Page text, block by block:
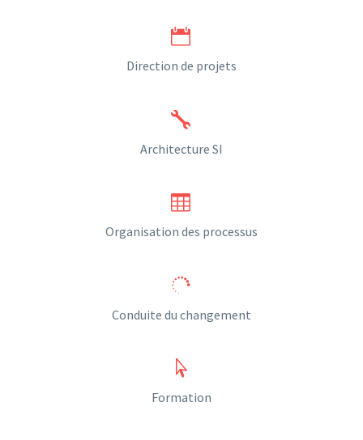


Direction de projets


Architecture SI


Organisation des processus


Conduite du changement


Formation